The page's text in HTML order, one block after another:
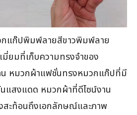
แก๊ปพิมพ์ลายสีขาวพิมพ์ลาย
ยมที่เก็บความทรงจำของ
น หมวกผ้าแฟชั่นทรงหมวกแก๊ปที่มี
แสงแดด หมวกผ้าที่ดีไซน์งาน
ะท้อนถึงเอกลักษณ์และภาพ